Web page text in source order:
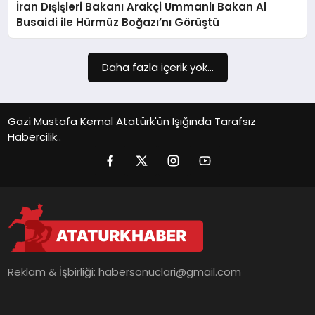
SIYASET
YAŞAM
İran Dışişleri Bakanı Arakçi Ummanlı Bakan Al
Busaidi ile Hürmüz Boğazı’nı Görüştü
Daha fazla içerik yok...
Gazi Mustafa Kemal Atatürk'ün Işığında Tarafsız
Habercilik..
Reklam & İşbirliği:habersonuclari@gmail.com